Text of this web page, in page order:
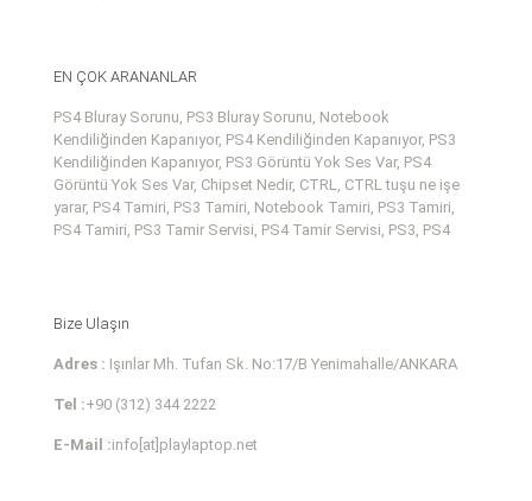
EN ÇOK ARANANLAR
PS4 Bluray Sorunu, PS3 Bluray Sorunu, Notebook
Kendiliğinden Kapanıyor, PS4 Kendiliğinden Kapanıyor, PS3
Kendiliğinden Kapanıyor, PS3 Görüntü Yok Ses Var, PS4
Görüntü Yok Ses Var, Chipset Nedir, CTRL, CTRL tuşu ne işe
yarar, PS4 Tamiri, PS3 Tamiri, Notebook Tamiri, PS3 Tamiri,
PS4 Tamiri, PS3 Tamir Servisi, PS4 Tamir Servisi, PS3, PS4
Bize Ulaşın
Adres : Işınlar Mh. Tufan Sk. No:17/B Yenimahalle/ANKARA
Tel :+90 (312) 344 2222
E-Mail :info[at]playlaptop.net